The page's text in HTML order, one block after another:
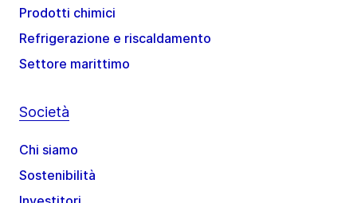
Prodotti chimici
Refrigerazione e riscaldamento
Settore marittimo
Società
Chi siamo
Sostenibilità